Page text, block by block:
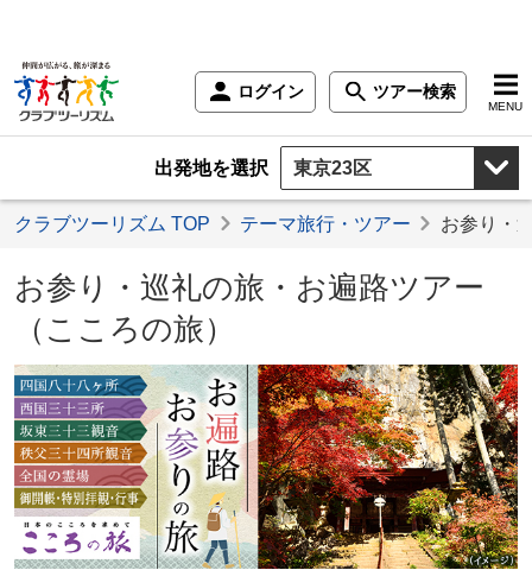
ログイン ツアー検索
MENU
出発地を選択
クラブツーリズム TOP テーマ旅行・ツアー お参り・
お参り・巡礼の旅・お遍路ツアー
（こころの旅）